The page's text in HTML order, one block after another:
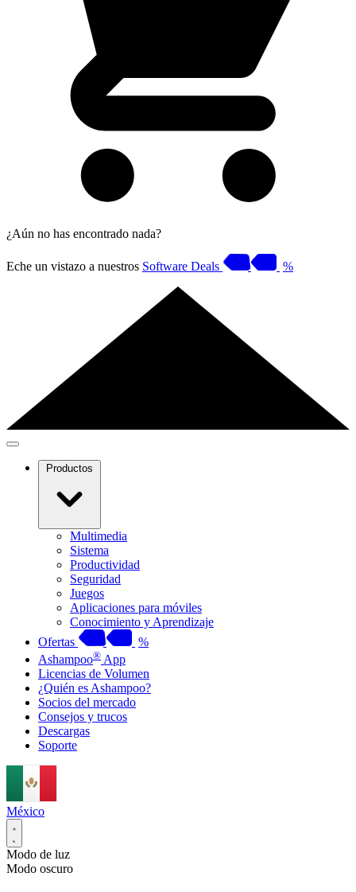
¿Aún no has encontrado nada?
Eche un vistazo a nuestros Software Deals %
Productos
Multimedia
Sistema
Productividad
Seguridad
Juegos
Aplicaciones para móviles
Conocimiento y Aprendizaje
Ofertas
%
Ashampoo® App
Licencias de Volumen
¿Quién es Ashampoo?
Socios del mercado
Consejos y trucos
Descargas
Soporte
México
Modo de luz
Modo oscuro